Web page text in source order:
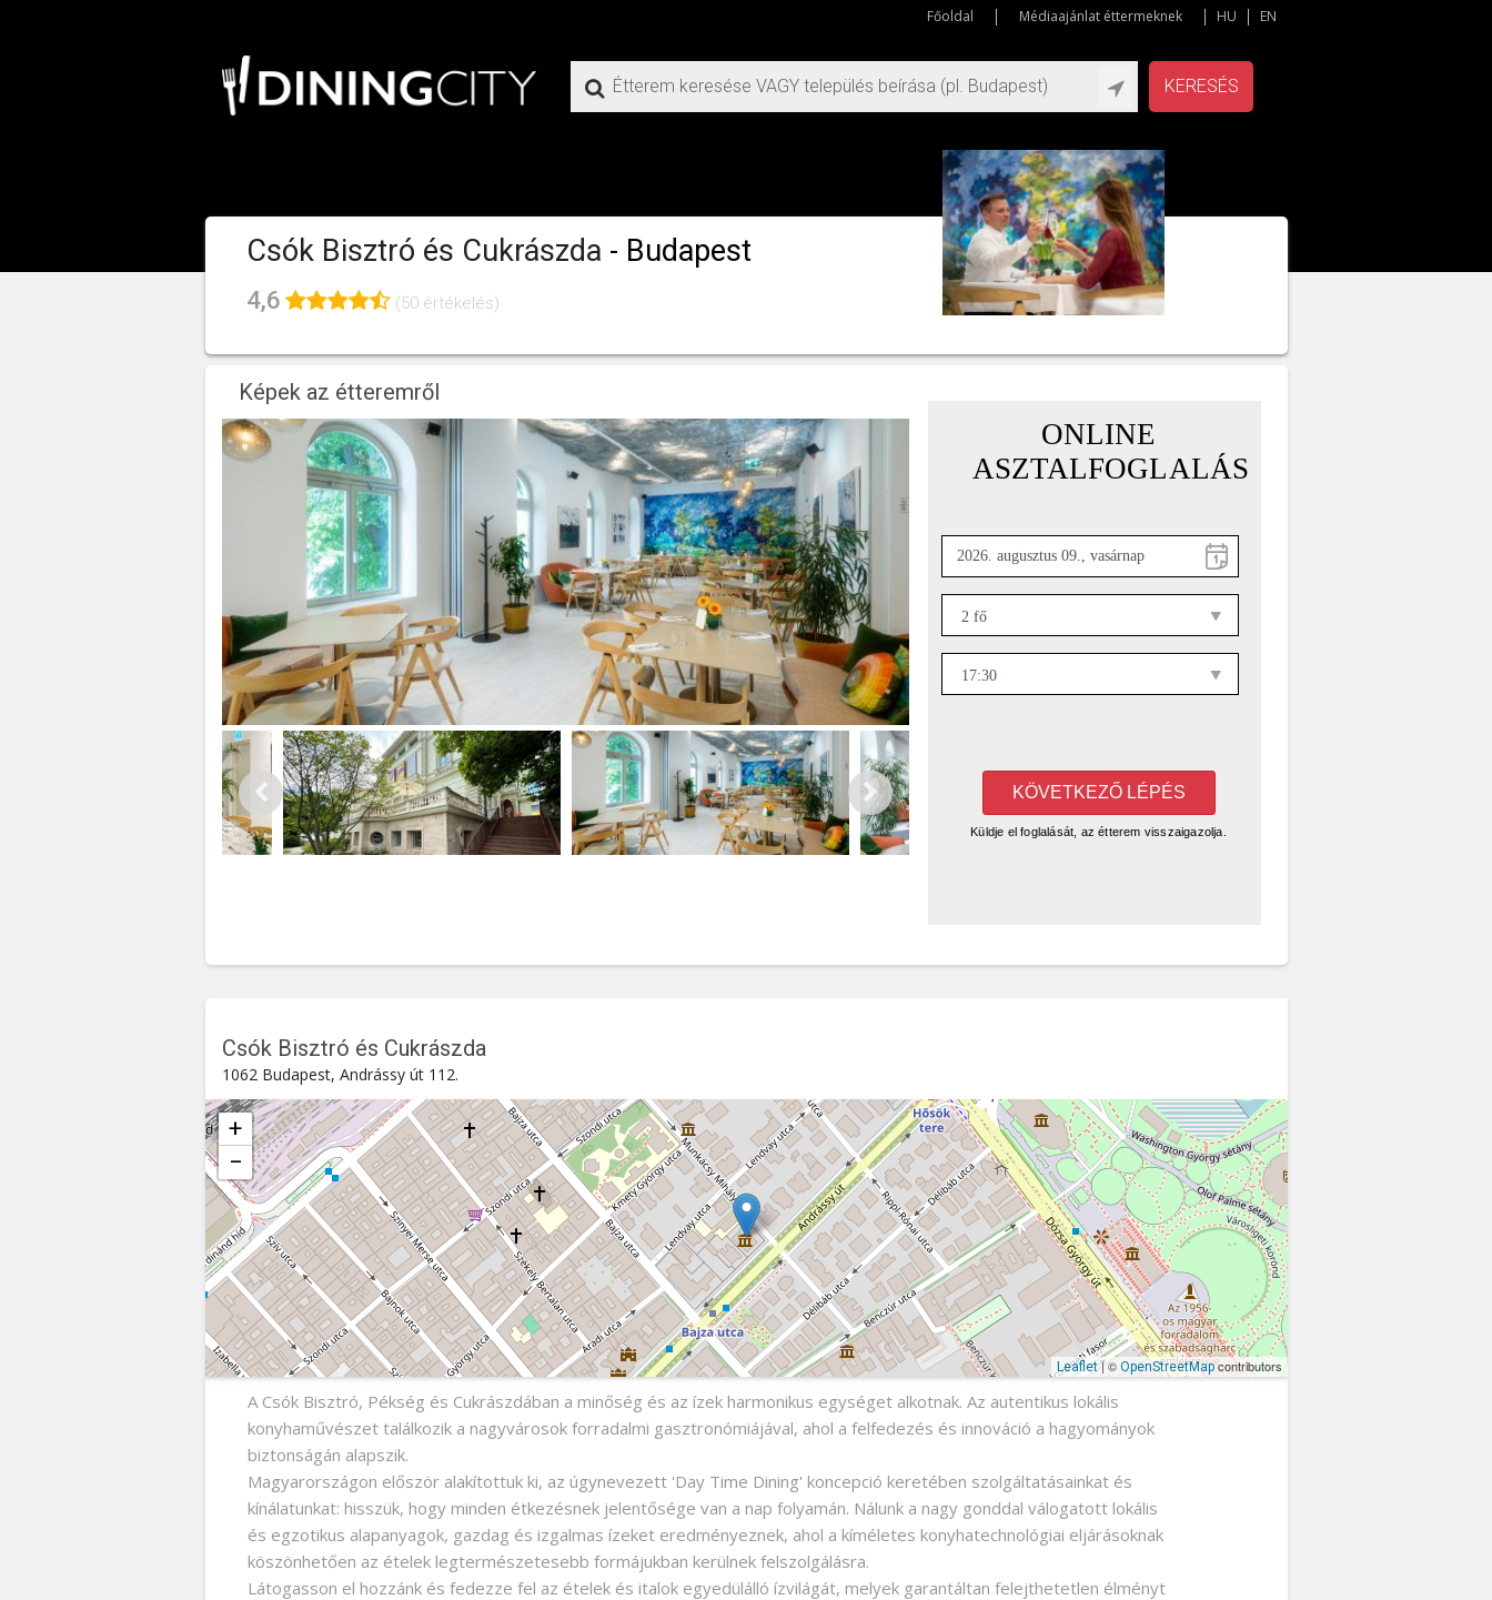
Főoldal Médiaajánlat éttermeknek HU EN
KERESÉS
Csók Bisztró és Cukrászda - Budapest
4,6 (50 értékelés)
Képek az étteremről
Csók Bisztró és Cukrászda
1062 Budapest, Andrássy út 112.
+
−
Leaflet| © OpenStreetMapcontributors
Csók Bisztró és Cukrászda
Andrássy út 112. , 1062Budapest
A Csók Bisztró, Pékség és Cukrászdában a minőség és az ízek harmonikus egységet alkotnak. Az autentikus lokális
konyhaművészet találkozik a nagyvárosok forradalmi gasztronómiájával, ahol a felfedezés és innováció a hagyományok
biztonságán alapszik.
Magyarországon először alakítottuk ki, az úgynevezett 'Day Time Dining' koncepció keretében szolgáltatásainkat és
kínálatunkat: hisszük, hogy minden étkezésnek jelentősége van a nap folyamán. Nálunk a nagy gonddal válogatott lokális
és egzotikus alapanyagok, gazdag és izgalmas ízeket eredményeznek, ahol a kíméletes konyhatechnológiai eljárásoknak
köszönhetően az ételek legtermészetesebb formájukban kerülnek felszolgálásra.
Látogasson el hozzánk és fedezze fel az ételek és italok egyedülálló ízvilágát, melyek garantáltan felejthetetlen élményt